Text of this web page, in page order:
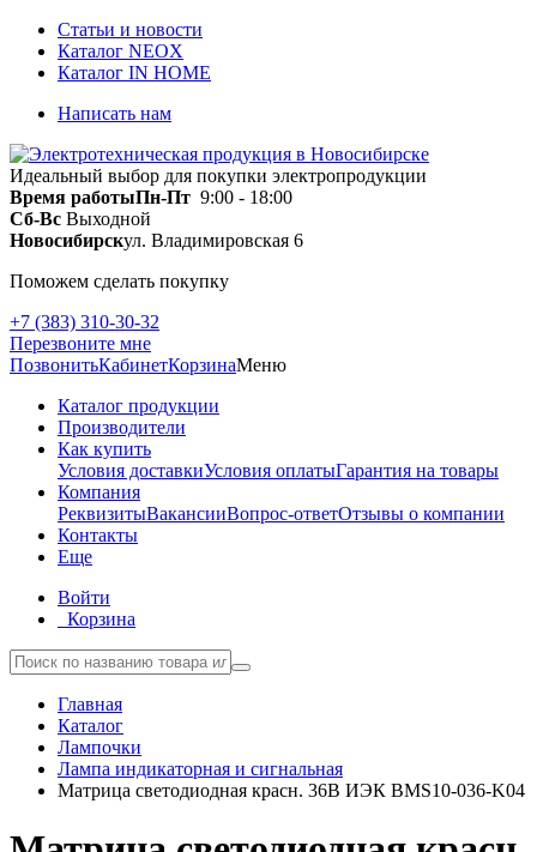
Статьи и новости
Каталог NEOX
Каталог IN HOME
Написать нам
Идеальный выбор для покупки электропродукции
Время работыПн-Пт 9:00 - 18:00
Сб-Вс Выходной
Новосибирскул. Владимировская 6
Поможем сделать покупку
+7 (383) 310-30-32
Перезвоните мне
ПозвонитьКабинетКорзинаМеню
Каталог продукции
Производители
Как купить
Условия доставкиУсловия оплатыГарантия на товары
Компания
РеквизитыВакансииВопрос-ответОтзывы о компании
Контакты
Еще
Войти
Корзина
Главная
Каталог
Лампочки
Лампа индикаторная и сигнальная
Матрица светодиодная красн. 36В ИЭК BMS10-036-K04